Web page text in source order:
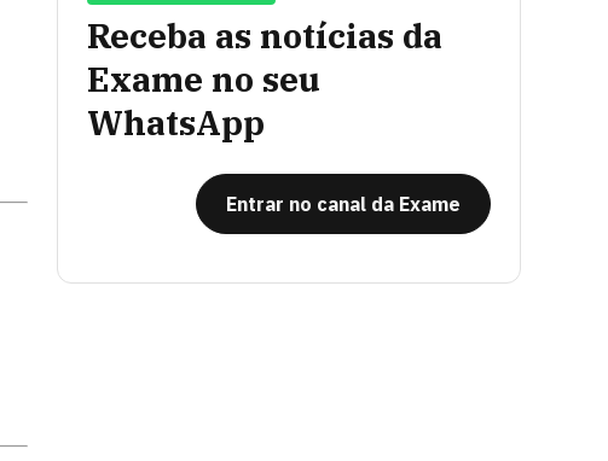
Receba as notícias da
Exame no seu
WhatsApp
Entrar no canal da Exame